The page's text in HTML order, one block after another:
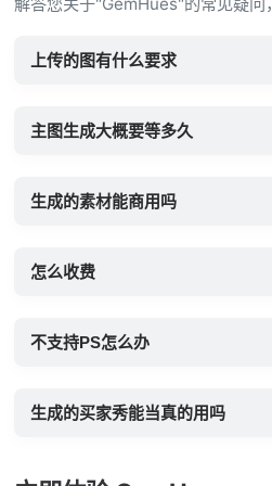
上传的图有什么要求
主图生成大概要等多久
生成的素材能商用吗
怎么收费
不支持PS怎么办
生成的买家秀能当真的用吗